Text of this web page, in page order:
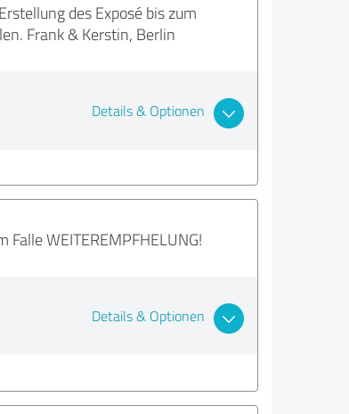
des Exposé bis zum
Frank & Kerstin, Berlin
Details & Optionen
WEITEREMPFHELUNG!
Details & Optionen